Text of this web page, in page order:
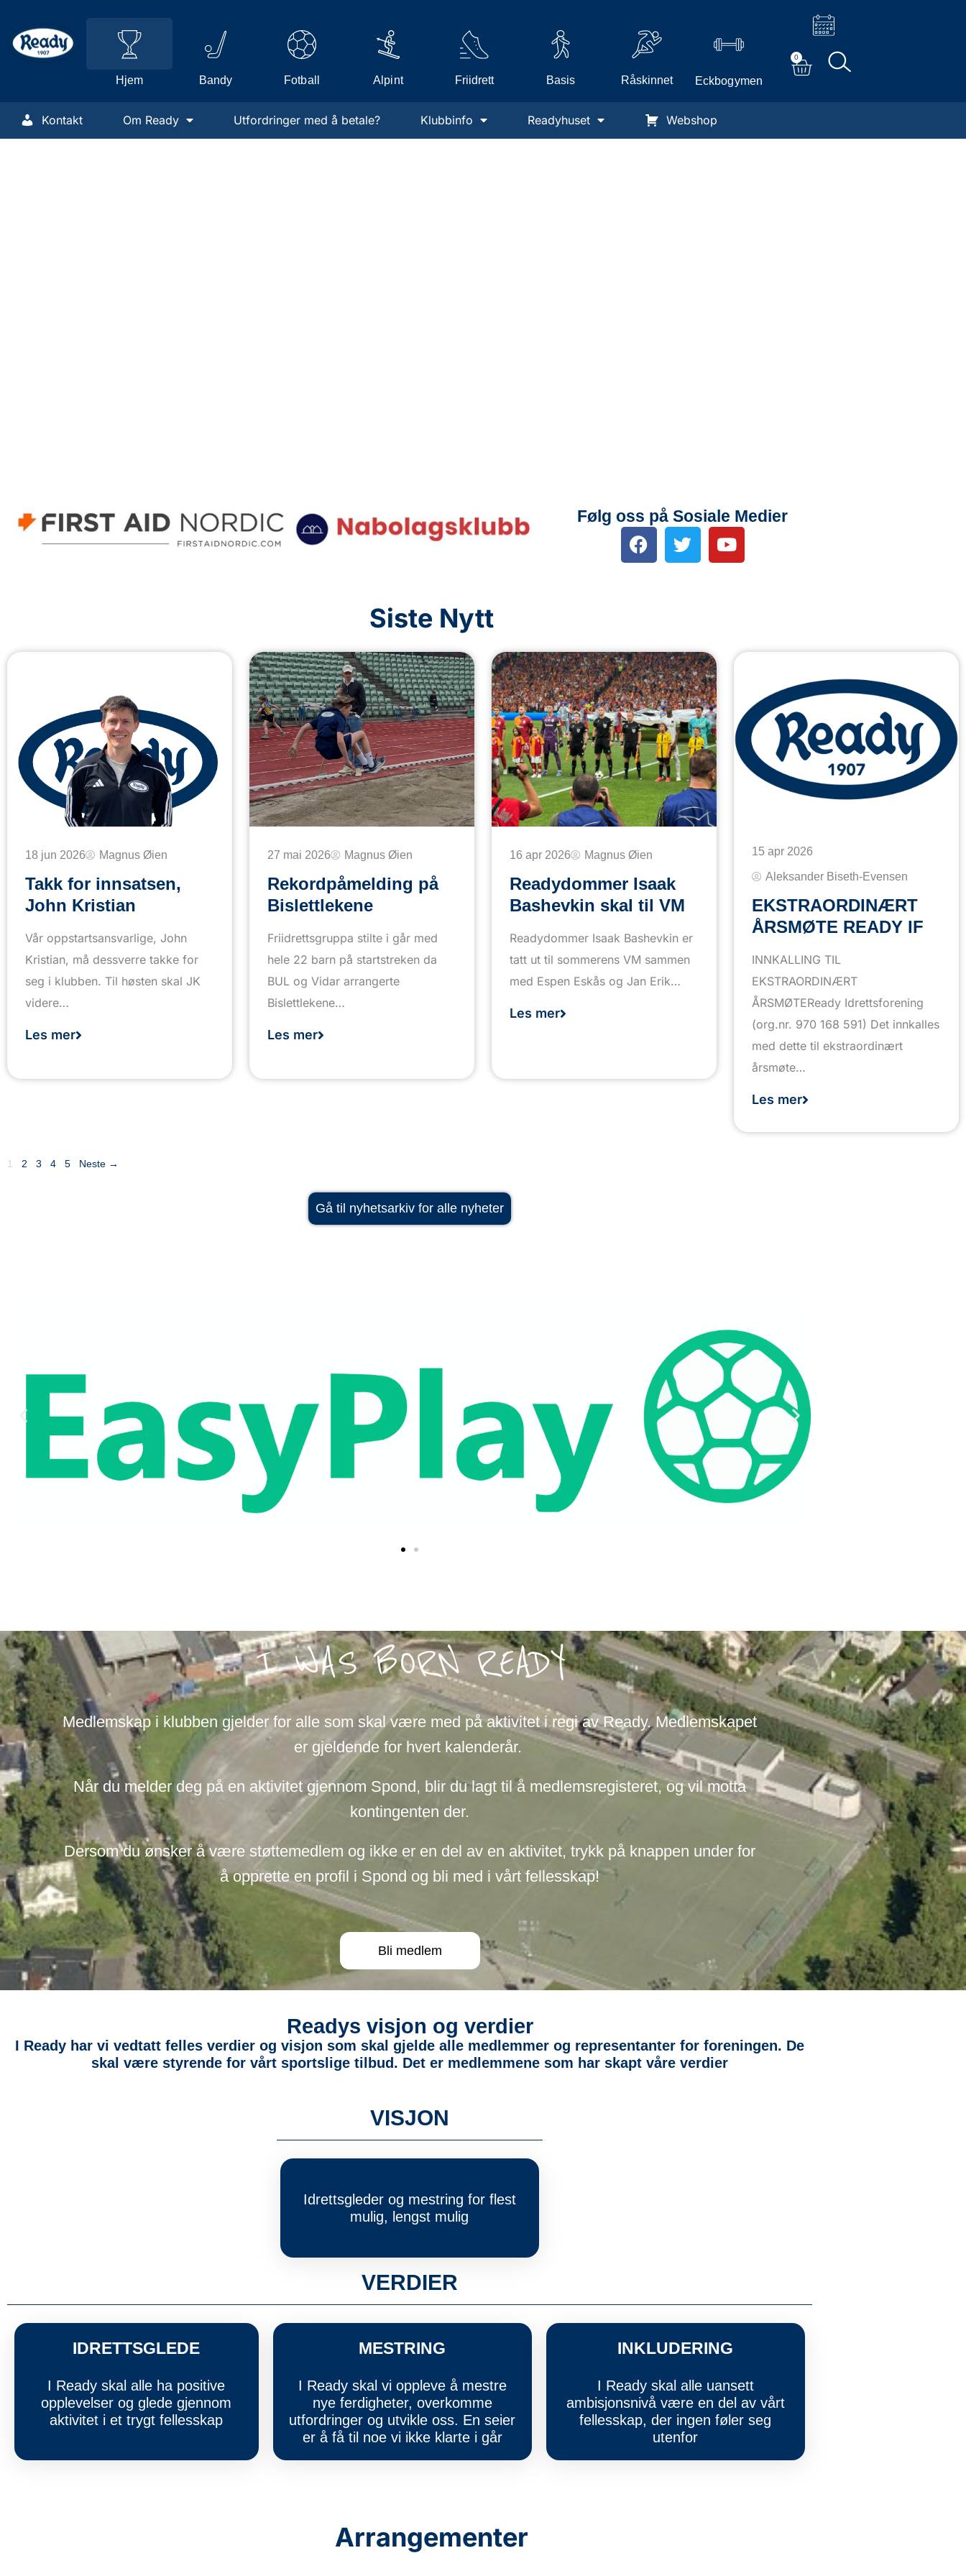
Hjem Bandy Fotball Alpint Friidrett Basis Råskinnet Eckbogymen
0
Kontakt Om Ready Utfordringer med å betale? Klubbinfo Readyhuset Webshop
Følg oss på Sosiale Medier
Siste Nytt
18 jun 2026 Magnus Øien
Takk for innsatsen,
John Kristian
Vår oppstartsansvarlige, John
Kristian, må dessverre takke for
seg i klubben. Til høsten skal JK
videre…
Les mer
27 mai 2026 Magnus Øien
Rekordpåmelding på
Bislettlekene
Friidrettsgruppa stilte i går med
hele 22 barn på startstreken da
BUL og Vidar arrangerte
Bislettlekene…
Les mer
16 apr 2026 Magnus Øien
Readydommer Isaak
Bashevkin skal til VM
Readydommer Isaak Bashevkin er
tatt ut til sommerens VM sammen
med Espen Eskås og Jan Erik…
Les mer
15 apr 2026
Aleksander Biseth-Evensen
EKSTRAORDINÆRT
ÅRSMØTE READY IF
INNKALLING TIL
EKSTRAORDINÆRT
ÅRSMØTEReady Idrettsforening
(org.nr. 970 168 591) Det innkalles
med dette til ekstraordinært
årsmøte…
Les mer
1 2 3 4 5 Neste →
Gå til nyhetsarkiv for alle nyheter
fotball
Klikk her for oversikt
Mer
info
I WAS BORN READY
Medlemskap i klubben gjelder for alle som skal være med på aktivitet i regi av Ready. Medlemskapet
er gjeldende for hvert kalenderår.
Når du melder deg på en aktivitet gjennom Spond, blir du lagt til å medlemsregisteret, og vil motta
kontingenten der.
Dersom du ønsker å være støttemedlem og ikke er en del av en aktivitet, trykk på knappen under for
å opprette en profil i Spond og bli med i vårt fellesskap!
Bli medlem
Readys visjon og verdier
I Ready har vi vedtatt felles verdier og visjon som skal gjelde alle medlemmer og representanter for foreningen. De
skal være styrende for vårt sportslige tilbud. Det er medlemmene som har skapt våre verdier
VISJON
Idrettsgleder og mestring for flest
mulig, lengst mulig
VERDIER
IDRETTSGLEDE
I Ready skal alle ha positive
opplevelser og glede gjennom
aktivitet i et trygt fellesskap
MESTRING
I Ready skal vi oppleve å mestre
nye ferdigheter, overkomme
utfordringer og utvikle oss. En seier
er å få til noe vi ikke klarte i går
INKLUDERING
I Ready skal alle uansett
ambisjonsnivå være en del av vårt
fellesskap, der ingen føler seg
utenfor
Arrangementer